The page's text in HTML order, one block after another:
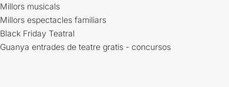
Millors musicals
Millors espectacles familiars
Black Friday Teatral
Guanya entrades de teatre gratis - concursos